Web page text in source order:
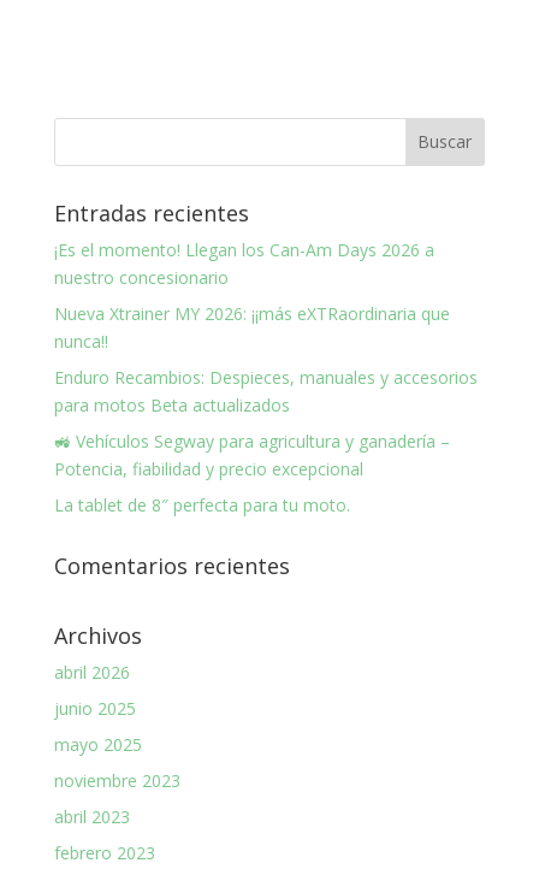
Entradas recientes
¡Es el momento! Llegan los Can-Am Days 2026 a
nuestro concesionario
Nueva Xtrainer MY 2026: ¡¡más eXTRaordinaria que
nunca!!
Enduro Recambios: Despieces, manuales y accesorios
para motos Beta actualizados
🚜 Vehículos Segway para agricultura y ganadería –
Potencia, fiabilidad y precio excepcional
La tablet de 8″ perfecta para tu moto.
Comentarios recientes
Archivos
abril 2026
junio 2025
mayo 2025
noviembre 2023
abril 2023
febrero 2023